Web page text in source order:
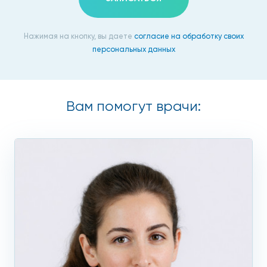
ознакомления с клинической картиной заболевания и
жалобами пациента. Также необходимо провести
дифференциальную диагностику заболевания от других
патологий. Для обнаружения возбудителя атопического
Как лечить атопический
дерматит
Для качественной терапии атопического дерматита
важно применять комплексный подход. Назначением
лекарственных средств должен заниматься
исключительно высококвалифицированный специалист,
заниматься самолечением категорически запрещено.
Медикаментозное лечение атопического дерматита
включает в себя кортикостероиды, иммунодепрессанты и
иммуномодуляторы, антигистаминные препараты.
Нажимая на кнопку, вы даете согласие на обработку своих
персональных данных
Вам помогут врачи: